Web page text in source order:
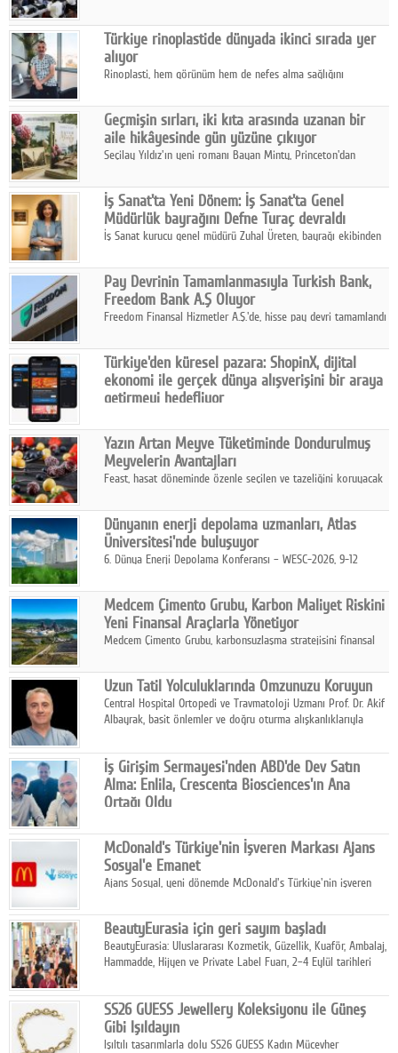
Türkiye rinoplastide dünyada ikinci sırada yer
alıyor
Rinoplasti, hem görünüm hem de nefes alma sağlığını
biri konumunda.
Geçmişin sırları, iki kıta arasında uzanan bir
aile hikâyesinde gün yüzüne çıkıyor
Seçilay Yıldız'ın yeni romanı Bayan Minty, Princeton'dan
katmanlı bir aile hikâyesi anlatıyor.
İş Sanat'ta Yeni Dönem: İş Sanat'ta Genel
Müdürlük bayrağını Defne Turaç devraldı
İş Sanat kurucu genel müdürü Zuhal Üreten, bayrağı ekibinden
Pay Devrinin Tamamlanmasıyla Turkish Bank,
Freedom Bank A.Ş Oluyor
Freedom Finansal Hizmetler A.Ş.'de, hisse pay devri tamamlandı
Turkish Bank'ın ticaret unvanının “Freedom Bank A.Ş.” olmasına
karar verildi.
Türkiye'den küresel pazara: ShopinX, dijital
ekonomi ile gerçek dünya alışverişini bir araya
getirmeyi hedefliyor
ekonomi ile gerçek dünya alışveriş deneyimi arasında köprü
kurmayı hedefleyen vizyonuyla uluslararası pazarlara açılıyor.
Yazın Artan Meyve Tüketiminde Dondurulmuş
Meyvelerin Avantajları
Feast, hasat döneminde özenle seçilen ve tazeliğini koruyacak
pratik, güvenilir ve lezzetli bir alternatif sunuyor.
Dünyanın enerji depolama uzmanları, Atlas
Üniversitesi'nde buluşuyor
6. Dünya Enerji Depolama Konferansı – WESC-2026, 9-12
sahipliğinde gerçekleştirilecek.
Medcem Çimento Grubu, Karbon Maliyet Riskini
Yeni Finansal Araçlarla Yönetiyor
Medcem Çimento Grubu, karbonsuzlaşma stratejisini finansal
Uzun Tatil Yolculuklarında Omzunuzu Koruyun
Central Hospital Ortopedi ve Travmatoloji Uzmanı Prof. Dr. Akif
Albayrak, basit önlemler ve doğru oturma alışkanlıklarıyla
İş Girişim Sermayesi'nden ABD'de Dev Satın
Alma: Enlila, Crescenta Biosciences'ın Ana
Ortağı Oldu
stratejisini uluslararası ölçeğe taşıyan satın alma hamlesini
tamamladı.
McDonald's Türkiye'nin İşveren Markası Ajans
Sosyal'e Emanet
Ajans Sosyal, yeni dönemde McDonald's Türkiye'nin işveren
BeautyEurasia için geri sayım başladı
BeautyEurasia: Uluslararası Kozmetik, Güzellik, Kuaför, Ambalaj,
Hammadde, Hijyen ve Private Label Fuarı, 2–4 Eylül tarihleri
SS26 GUESS Jewellery Koleksiyonu ile Güneş
Gibi Işıldayın
Işıltılı tasarımlarla dolu SS26 GUESS Kadın Mücevher